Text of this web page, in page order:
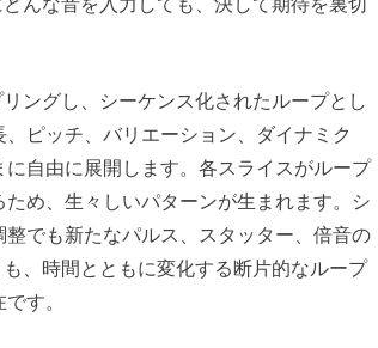
ングし、シーケンス化されたループとし
ピッチ、バリエーション、ダイナミク
自由に展開します。各スライスがループ
め、生々しいパターンが生まれます。シ
でも新たなパルス、スタッター、倍音の
、時間とともに変化する断片的なループ
す。